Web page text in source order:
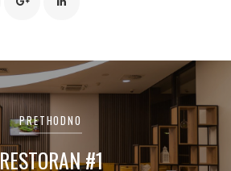
PRETHODNO
RESTORAN #1